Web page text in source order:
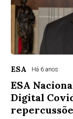
ESA Há 6 anos
ESA
Digital